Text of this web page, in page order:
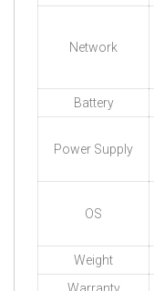
Network
Battery
Power Supply
OS
Weight